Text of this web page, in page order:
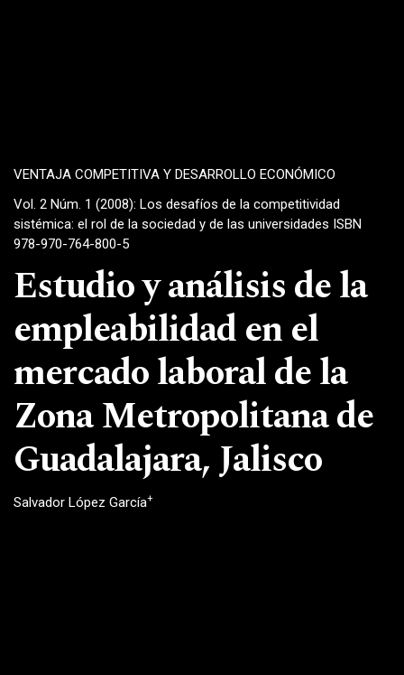
VENTAJA COMPETITIVA Y DESARROLLO ECONÓMICO
Vol. 2 Núm. 1 (2008): Los desafíos de la competitividad
sistémica: el rol de la sociedad y de las universidades ISBN
978-970-764-800-5
Estudio y análisis de la
empleabilidad en el
mercado laboral de la
Zona Metropolitana de
Guadalajara, Jalisco
Salvador López García+